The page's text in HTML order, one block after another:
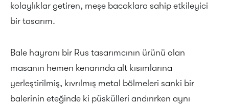
kolaylıklar getiren, meşe bacaklara sahip etkileyici
bir tasarım.
Bale hayranı bir Rus tasarımcının ürünü olan
masanın hemen kenarında alt kısımlarına
yerleştirilmiş, kıvrılmış metal bölmeleri sanki bir
balerinin eteğinde ki püskülleri andırırken aynı